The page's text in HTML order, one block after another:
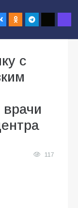
с
врачи
117